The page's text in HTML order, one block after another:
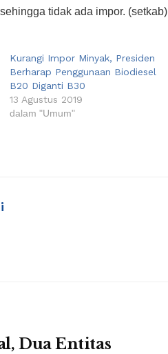
tidak ada impor. (setkab)
Kurangi Impor Minyak, Presiden
Berharap Penggunaan Biodiesel
B20 Diganti B30
13 Agustus 2019
dalam "Umum"
Dua Entitas